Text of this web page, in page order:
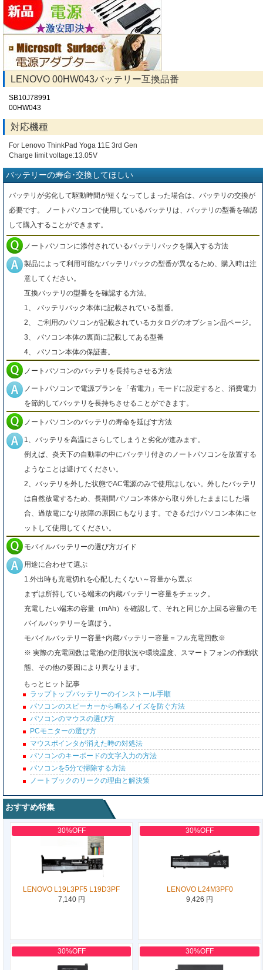
LENOVO 00HW043バッテリー互換品番
SB10J78991
00HW043
対応機種
For Lenovo ThinkPad Yoga 11E 3rd Gen
Charge limit voltage:13.05V
バッテリーの寿命･交換してほしい
バッテリが劣化して駆動時間が短くなってしまった場合は、バッテリの交換が
必要です。 ノートパソコンで使用しているバッテリは、バッテリの型番を確認
して購入することができます。
ノートパソコンに添付されているバッテリパックを購入する方法
製品によって利用可能なバッテリパックの型番が異なるため、購入時は注
意してください。
互換バッテリの型番をを確認する方法。
1、 バッテリパック本体に記載されている型番。
2、 ご利用のパソコンが記載されているカタログのオプション品ページ。
3、 パソコン本体の裏面に記載してある型番
4、 パソコン本体の保証書。
ノートパソコンのバッテリを長持ちさせる方法
ノートパソコンで電源プランを「省電力」モードに設定すると、消費電力
を節約してバッテリを長持ちさせることができます。
ノートパソコンのバッテリの寿命を延ばす方法
1、バッテリを高温にさらしてしまうと劣化が進みます。
例えば、炎天下の自動車の中にバッテリ付きのノートパソコンを放置する
ようなことは避けてください。
2、バッテリを外した状態でAC電源のみで使用はしない。外したバッテリ
は自然放電するため、長期間パソコン本体から取り外したままにした場
合、過放電になり故障の原因にもなります。できるだけパソコン本体にセ
ットして使用してください。
モバイルバッテリーの選び方ガイド
用途に合わせて選ぶ
1.外出時も充電切れを心配したくない～容量から選ぶ
まずは所持している端末の内蔵バッテリー容量をチェック。
充電したい端末の容量（mAh）を確認して、それと同じか上回る容量のモ
バイルバッテリーを選ぼう。
モバイルバッテリー容量÷内蔵バッテリー容量＝フル充電回数※
※ 実際の充電回数は電池の使用状況や環境温度、スマートフォンの作動状
態、その他の要因により異なります。
もっとヒット記事
ラップトップバッテリーのインストール手順
パソコンのスピーカーから鳴るノイズを防ぐ方法
パソコンのマウスの選び方
PCモニターの選び方
マウスポインタが消えた時の対処法
パソコンのキーボードの文字入力の方法
パソコンを5分で掃除する方法
ノートブックのリークの理由と解決策
おすすめ特集
30%OFF
LENOVO L19L3PF5 L19D3PF
7,140 円
30%OFF
LENOVO L24M3PF0
9,426 円
30%OFF 30%OFF